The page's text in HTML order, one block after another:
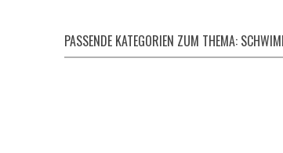
PASSENDE KATEGORIEN ZUM THEMA: